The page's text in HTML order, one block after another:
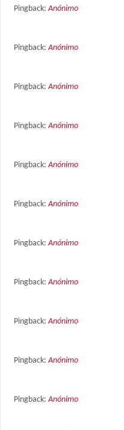
Pingback:Anónimo
Pingback:Anónimo
Pingback:Anónimo
Pingback:Anónimo
Pingback:Anónimo
Pingback:Anónimo
Pingback:Anónimo
Pingback:Anónimo
Pingback:Anónimo
Pingback:Anónimo
Pingback:Anónimo